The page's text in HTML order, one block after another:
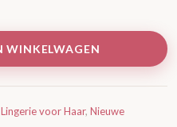
WINKELWAGEN
Lingerie voor Haar, Nieuwe